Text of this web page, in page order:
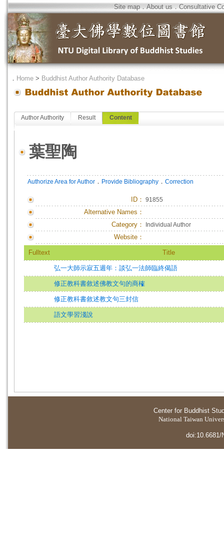
Site map．About us．Consultative
． Home > Buddhist Author Authority Database
Author Authority Result Content
葉聖陶
Authorize Area for Author ． Provide Bibliography ． Correction
ID ： 91855
Alternative Names：
Category：
Individual Author
Website：
Fulltext Title
弘一大師示寂五週年：談弘一法師臨終偈語
修正教科書敘述佛教文句的商榷
修正教科書敘述教文句三封信
語文學習淺說
Center for Buddhist
National Taiwan
doi:10.6681/